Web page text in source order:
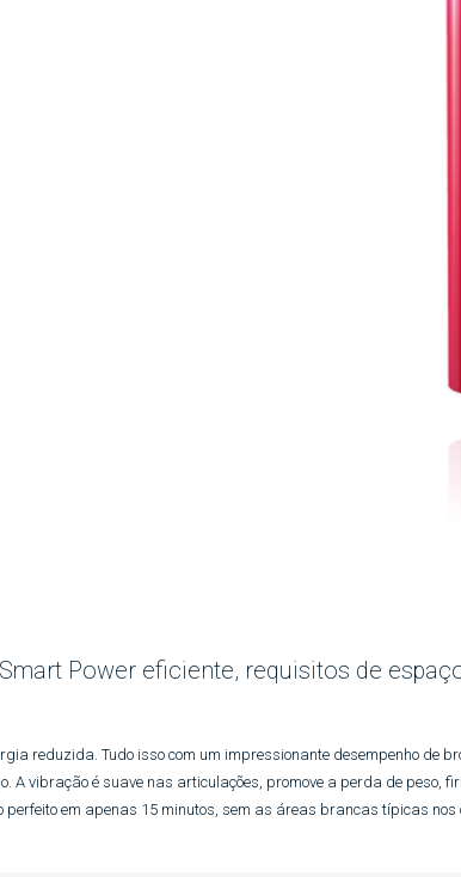
Power eficiente, requisitos de
reduzida. Tudo isso com um impressionante desempenho de
vibração é suave nas articulações, promove a perda de peso,
em apenas 15 minutos, sem as áreas brancas típicas nos